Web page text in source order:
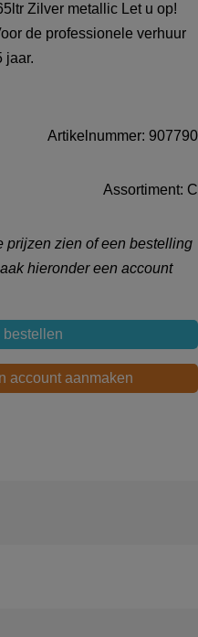
Zilver metallic Let u op!
de professionele verhuur
jaar.
Artikelnummer: 907790
Assortiment: C
prijzen zien of een bestelling
hieronder een account
bestellen
account aanmaken